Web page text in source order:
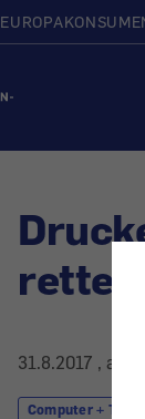
31.8.2017 ,
Computer +